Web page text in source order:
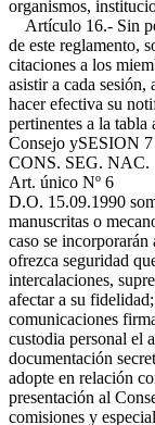
organismos,
Artículo 16.- Sin
de este reglamento,
citaciones a los
asistir a cada sesión,
hacer efectiva su
pertinentes a la tabla
Consejo ySESION 7
CONS. SEG. NAC.
Art. único Nº 6
D.O. 15.09.1990
manuscritas o
caso se
ofrezca seguridad
intercalaciones,
afectar a su
comunicaciones
custodia personal el
documentación
adopte en relación
presentación al
comisiones y